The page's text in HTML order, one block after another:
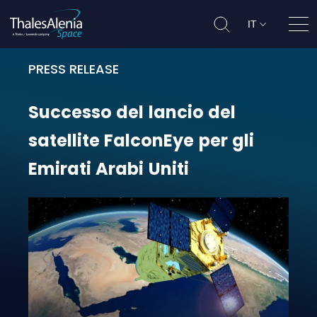
IT
PRESS RELEASE
Successo del lancio del satellite
Successo del lancio del
satellite FalconEye per gli
Emirati Arabi Uniti